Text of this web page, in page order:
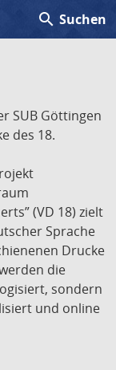
search Suchen
SUB Göttingen
des 18.
(VD 18) zielt
Sprache
Drucke
die
sondern
und online